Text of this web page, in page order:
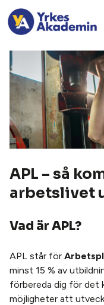
APL – så
arbetslivet
Vad är APL?
APL står för
minst 15 % av
förbereda dig för det
möjligheter att